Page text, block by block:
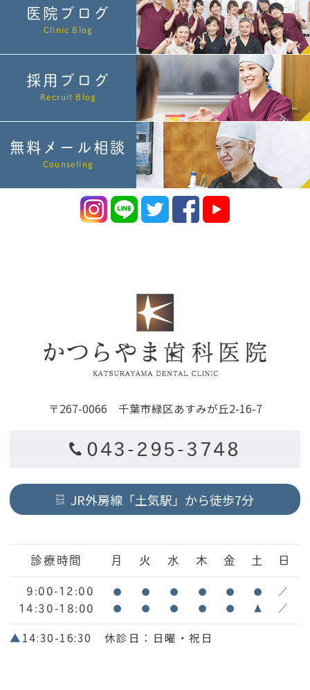
医院ブログ
Clinic Blog
採用ブログ
Recruit Blog
無料メール相談
Counseling
〒267-0066 千葉市緑区あすみが丘2-16-7
043-295-3748
JR外房線「土気駅」から徒歩7分
診療時間 月 火 水 木 金 土 日
9:00-12:00 ● ● ● ● ● ● ／
14:30-18:00 ● ● ● ● ● ▲ ／
▲14:30-16:30 休診日：日曜・祝日